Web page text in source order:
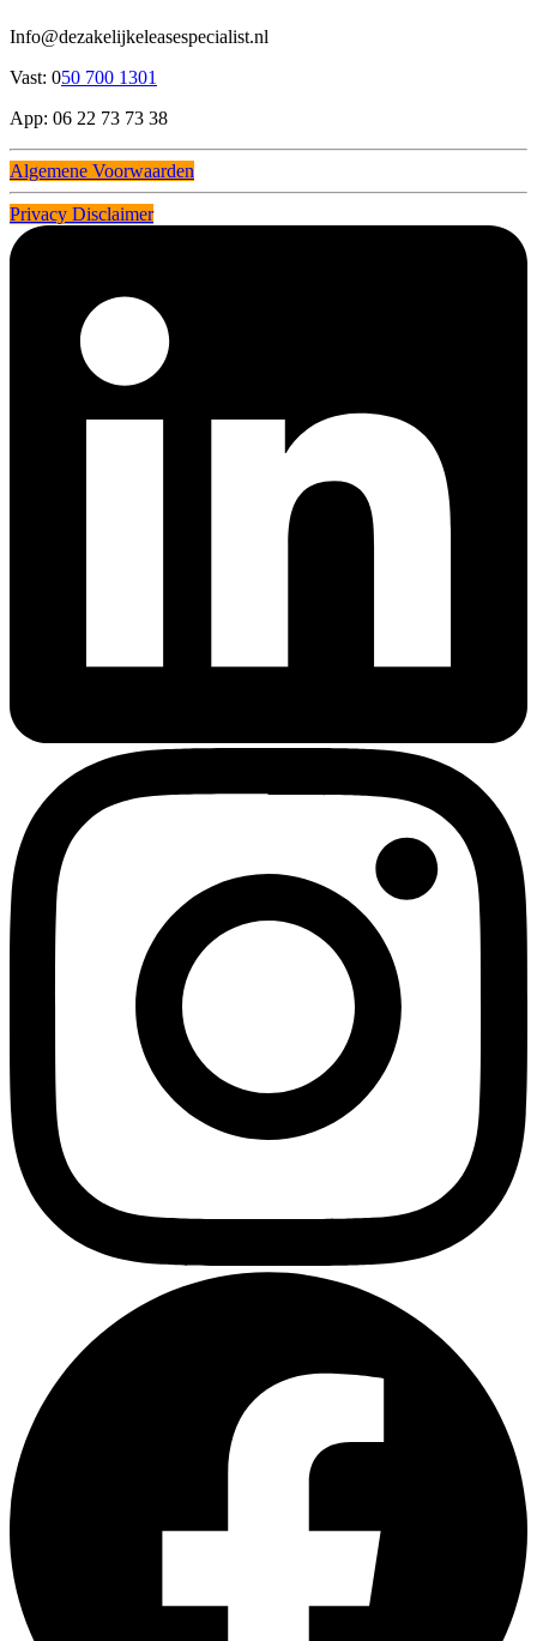
Info@dezakelijkeleasespecialist.nl
Vast: 050 700 1301
App: 06 22 73 73 38
Algemene Voorwaarden
Privacy Disclaimer